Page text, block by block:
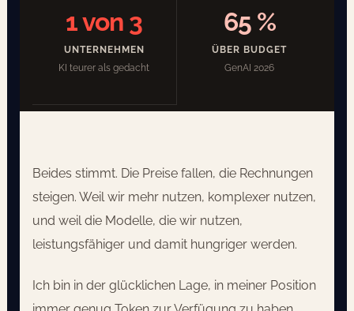
1 von 3
UNTERNEHMEN
KI teurer als gedacht
65 %
ÜBER BUDGET
GenAI 2026
Beides stimmt. Die Preise fallen, die Rechnungen
steigen. Weil wir mehr nutzen, komplexer nutzen,
und weil die Modelle, die wir nutzen,
leistungsfähiger und damit hungriger werden.
Ich bin in der glücklichen Lage, in meiner Position